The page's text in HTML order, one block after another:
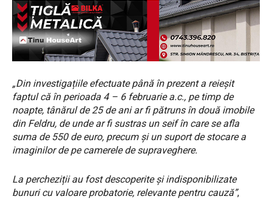
„Din investigațiile efectuate până în prezent a reieșit
faptul că în perioada 4 – 6 februarie a.c., pe timp de
noapte, tânărul de 25 de ani ar fi pătruns în două imobile
din Feldru, de unde ar fi sustras un seif în care se afla
suma de 550 de euro, precum și un suport de stocare a
imaginilor de pe camerele de supraveghere.
La percheziții au fost descoperite și indisponibilizate
bunuri cu valoare probatorie, relevante pentru cauză”,